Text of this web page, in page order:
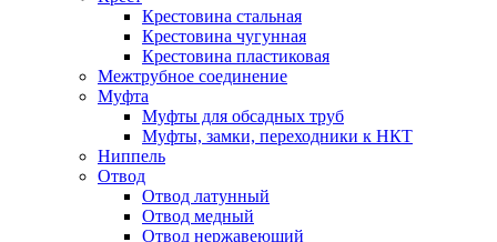
Крестовина стальная
Крестовина чугунная
Крестовина пластиковая
Межтрубное соединение
Муфта
Муфты для обсадных труб
Муфты, замки, переходники к НКТ
Ниппель
Отвод
Отвод латунный
Отвод медный
Отвод нержавеющий